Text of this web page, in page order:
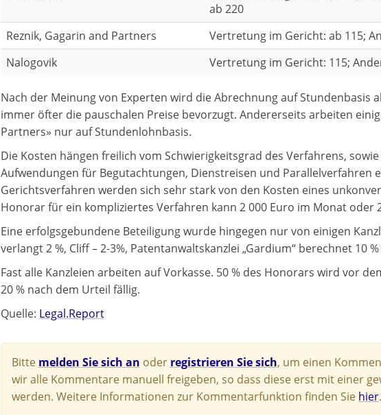
ab 220
Reznik, Gagarin and Partners
Vertretung im Gericht: ab 115;
Nalogovik
Vertretung im Gericht: 115;
Nach der Meinung von Experten wird die Abrechnung auf Stundenbasis
immer öfter die pauschalen Preise bevorzugt. Andererseits arbeiten
Partners» nur auf Stundenlohnbasis.
Die Kosten hängen freilich vom Schwierigkeitsgrad des Verfahrens,
Aufwendungen für Begutachtungen, Dienstreisen und Parallelverfahren
Gerichtsverfahren werden sich sehr stark von den Kosten eines
Honorar für ein kompliziertes Verfahren kann 2 000 Euro im Monat oder
Eine erfolgsgebundene Beteiligung wurde hingegen nur von einigen
verlangt 2 %, Cliff – 2-3%, Patentanwaltskanzlei „Gardium“ berechnet 10
Fast alle Kanzleien arbeiten auf Vorkasse. 50 % des Honorars wird vor
20 % nach dem Urteil fällig.
Quelle: Legal.Report
Bitte melden Sie sich an oder registrieren Sie sich, um einen
wir alle Kommentare manuell freigeben, so dass diese erst mit einer
werden. Weitere Informationen zur Kommentarfunktion finden Sie hier.